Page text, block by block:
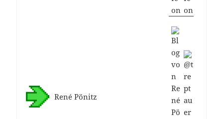
René Pönitz